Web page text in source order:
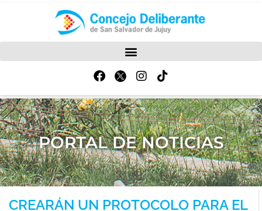
PORTAL DE NOTICIAS
CREARÁN UN PROTOCOLO PARA EL